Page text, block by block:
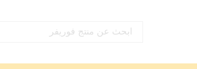
اختر القسم